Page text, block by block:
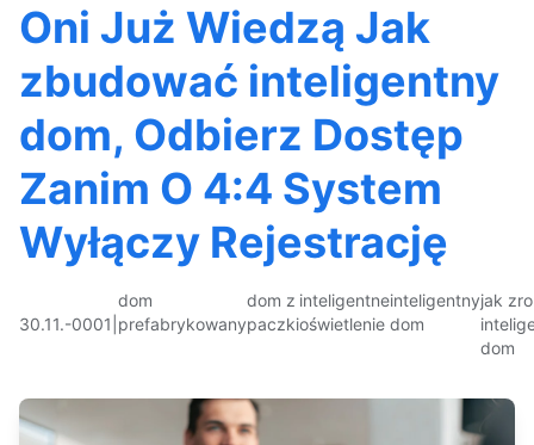
Oni Już Wiedzą Jak
zbudować inteligentny
dom, Odbierz Dostęp
Zanim O 4:4 System
Wyłączy Rejestrację
30.11.-0001
dom
prefabrykowany
dom z
paczki
inteligentne
oświetlenie
inteligentny
dom
jak
dom